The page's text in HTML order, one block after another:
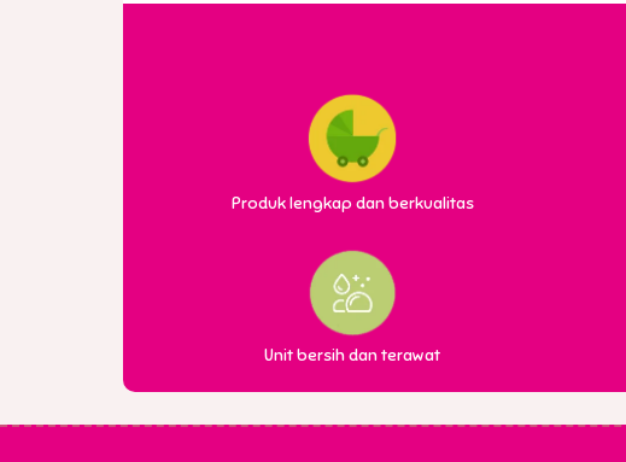
Produk lengkap dan berkualitas
Unit bersih dan terawat